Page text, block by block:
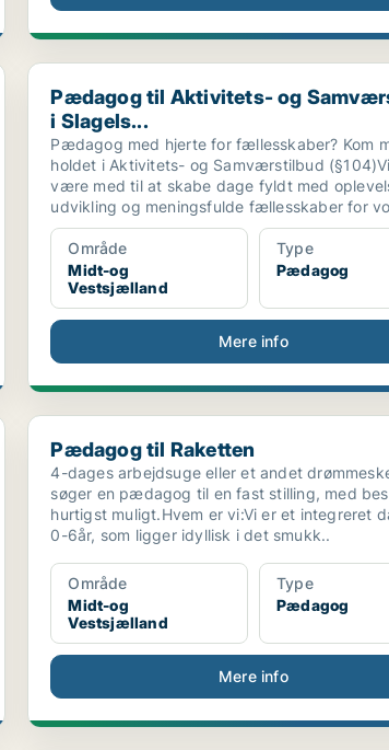
Pædagog til Aktivitets- og Samværstilbud
Pædagog til Aktivitets- og
i Slagels...
Pædagog med hjerte for fællesskaber? Kom
holdet i Aktivitets- og Samværstilbud
være med til at skabe dage fyldt med
udvikling og meningsfulde fællesskaber for
Område
Midt-og
Vestsjælland
Type
Pædagog
Mere info
Pædagog til Raketten
Pædagog til Raketten
4-dages arbejdsuge eller et andet
søger en pædagog til en fast stilling, med
hurtigst muligt.Hvem er vi:Vi er et integreret
0-6år, som ligger idyllisk i det smukk..
Område
Midt-og
Vestsjælland
Type
Pædagog
Mere info